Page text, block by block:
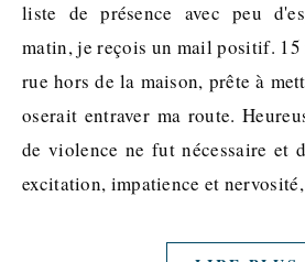
liste de présence avec peu
matin, je reçois un mail positif. 15
rue hors de la maison, prête à
oserait entraver ma route.
de violence ne fut nécessaire et
excitation, impatience et